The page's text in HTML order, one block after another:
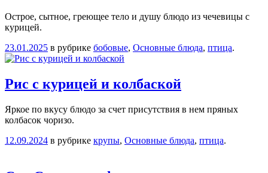
Острое, сытное, греющее тело и душу блюдо из чечевицы с
курицей.
23.01.2025 в рубрике бобовые, Основные блюда, птица.
Рис с курицей и колбаской
Яркое по вкусу блюдо за счет присутствия в нем пряных
колбасок чоризо.
12.09.2024 в рубрике крупы, Основные блюда, птица.